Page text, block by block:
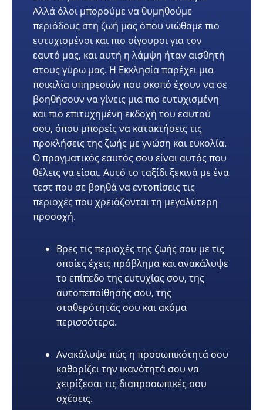
Αλλά όλοι μπορούμε να θυμηθούμε
περιόδους στη ζωή μας όπου νιώθαμε πιο
ευτυχισμένοι και πιο σίγουροι για τον
εαυτό μας, και αυτή η λάμψη ήταν αισθητή
στους γύρω μας. Η Εκκλησία παρέχει μια
ποικιλία υπηρεσιών που σκοπό έχουν να σε
βοηθήσουν να γίνεις μια πιο ευτυχισμένη
και πιο επιτυχημένη εκδοχή του εαυτού
σου, όπου μπορείς να κατακτήσεις τις
προκλήσεις της ζωής με γνώση και ευκολία.
Ο πραγματικός εαυτός σου είναι αυτός που
θέλεις να είσαι. Αυτό το ταξίδι ξεκινά με ένα
τεστ που σε βοηθά να εντοπίσεις τις
περιοχές που χρειάζονται τη μεγαλύτερη
προσοχή.
Βρες τις περιοχές της ζωής σου με τις
οποίες έχεις πρόβλημα και ανακάλυψε
το επίπεδο της ευτυχίας σου, της
αυτοπεποίθησής σου, της
σταθερότητάς σου και ακόμα
περισσότερα.
Ανακάλυψε πώς η προσωπικότητά σου
καθορίζει την ικανότητά σου να
χειρίζεσαι τις διαπροσωπικές σου
σχέσεις.